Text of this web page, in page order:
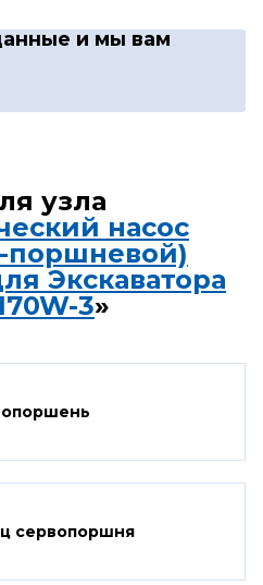
и мы вам
узла
насос
поршневой)
Экскаватора
3»
сервопоршня